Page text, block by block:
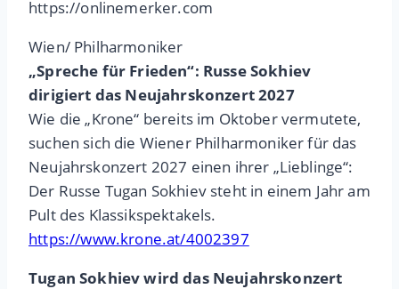
https://onlinemerker.com
Wien/ Philharmoniker
„Spreche für Frieden“: Russe Sokhiev
dirigiert das Neujahrskonzert 2027
Wie die „Krone“ bereits im Oktober vermutete,
suchen sich die Wiener Philharmoniker für das
Neujahrskonzert 2027 einen ihrer „Lieblinge“:
Der Russe Tugan Sokhiev steht in einem Jahr am
Pult des Klassikspektakels.
https://www.krone.at/4002397
Tugan Sokhiev wird das Neujahrskonzert